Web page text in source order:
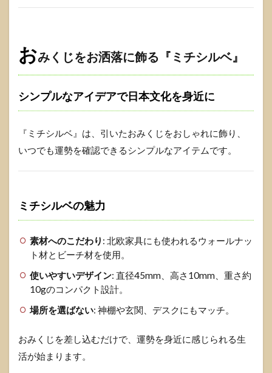
おみくじをお洒落に飾る『ミチシルベ』
シンプルなアイデアで日本文化を身近に
『ミチシルベ』は、引いたおみくじをおしゃれに飾り、
いつでも運勢を確認できるシンプルなアイテムです。
ミチシルベの魅力
素材へのこだわり : 北欧家具にも使われるウォールナッ
ト材とビーチ材を使用。
使いやすいデザイン: 直径45mm、高さ10mm、重さ約
10gのコンパクト設計。
場所を選ばない: 神棚や玄関、デスクにもマッチ。
おみくじを差し込むだけで、運勢を身近に感じられる生
活が始まります。